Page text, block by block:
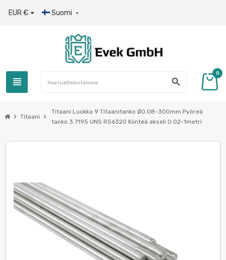
EUR € Suomi 
view_headline search
0
chevron_right Titaani chevron_right
Titaani Luokka 9 Titaanitanko Ø0.08-300mm Pyöreä
tanko 3.7195 UNS R56320 Kiinteä akseli 0.02-1metri